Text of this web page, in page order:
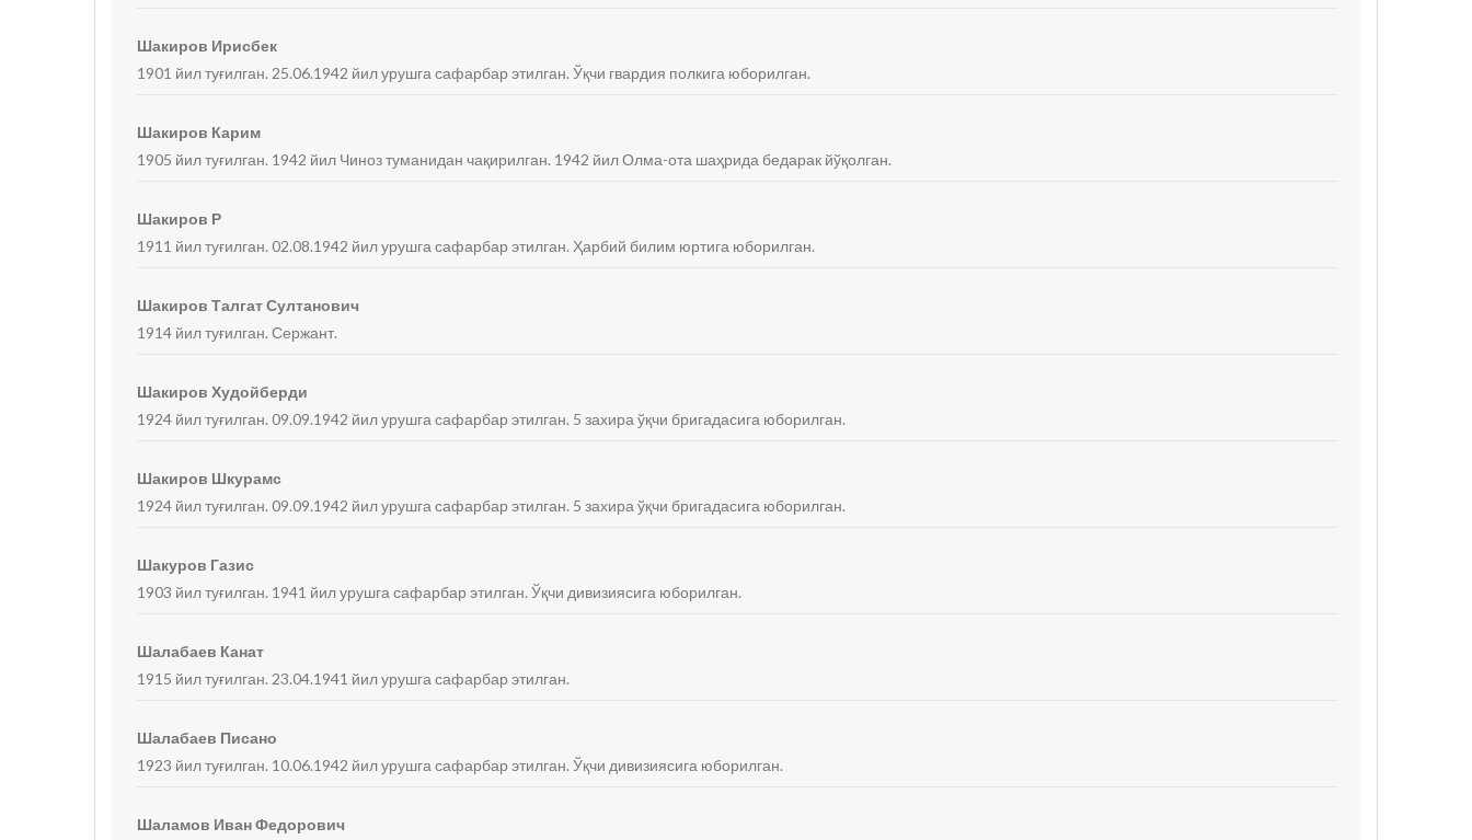
Шакиров Ирисбек
1901 йил туғилган. 25.06.1942 йил урушга сафарбар этилган. Ўқчи гвардия полкига юборилган.
Шакиров Карим
1905 йил туғилган. 1942 йил Чиноз туманидан чақирилган. 1942 йил Олма-ота шаҳрида бедарак йўқолган.
Шакиров Р
1911 йил туғилган. 02.08.1942 йил урушга сафарбар этилган. Ҳарбий билим юртига юборилган.
Шакиров Талгат Султанович
1914 йил туғилган. Сержант.
Шакиров Худойберди
1924 йил туғилган. 09.09.1942 йил урушга сафарбар этилган. 5 захира ўқчи бригадасига юборилган.
Шакиров Шкурамс
1924 йил туғилган. 09.09.1942 йил урушга сафарбар этилган. 5 захира ўқчи бригадасига юборилган.
Шакуров Газис
1903 йил туғилган. 1941 йил урушга сафарбар этилган. Ўқчи дивизиясига юборилган.
Шалабаев Канат
1915 йил туғилган. 23.04.1941 йил урушга сафарбар этилган.
Шалабаев Писано
1923 йил туғилган. 10.06.1942 йил урушга сафарбар этилган. Ўқчи дивизиясига юборилган.
Шаламов Иван Федорович